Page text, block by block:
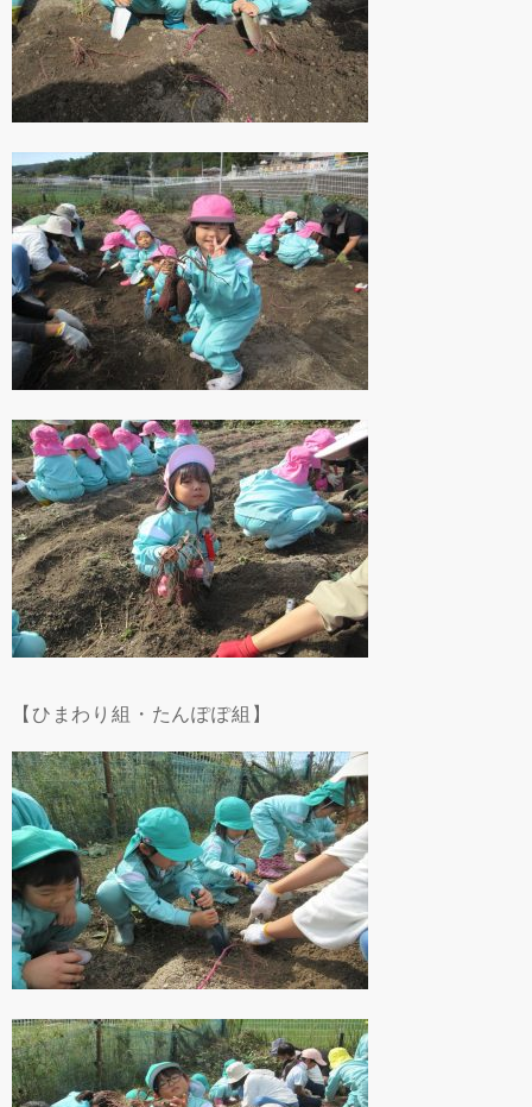
【ひまわり組・たんぽぽ組】